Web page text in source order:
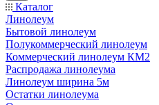
Каталог
Линолеум
Бытовой линолеум
Полукоммерческий линолеум
Коммерческий линолеум КМ2
Распродажа линолеума
Линолеум ширина 5м
Остатки линолеума